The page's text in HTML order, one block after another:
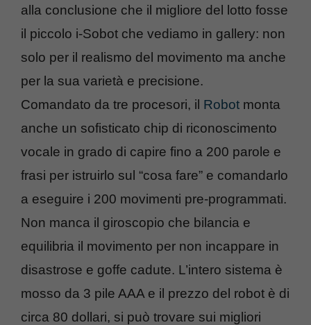
alla conclusione che il migliore del lotto fosse
il piccolo i-Sobot che vediamo in gallery: non
solo per il realismo del movimento ma anche
per la sua varietà e precisione.
Comandato da tre procesori, il Robot monta
anche un sofisticato chip di riconoscimento
vocale in grado di capire fino a 200 parole e
frasi per istruirlo sul “cosa fare” e comandarlo
a eseguire i 200 movimenti pre-programmati.
Non manca il giroscopio che bilancia e
equilibria il movimento per non incappare in
disastrose e goffe cadute. L’intero sistema è
mosso da 3 pile AAA e il prezzo del robot è di
circa 80 dollari, si può trovare sui migliori